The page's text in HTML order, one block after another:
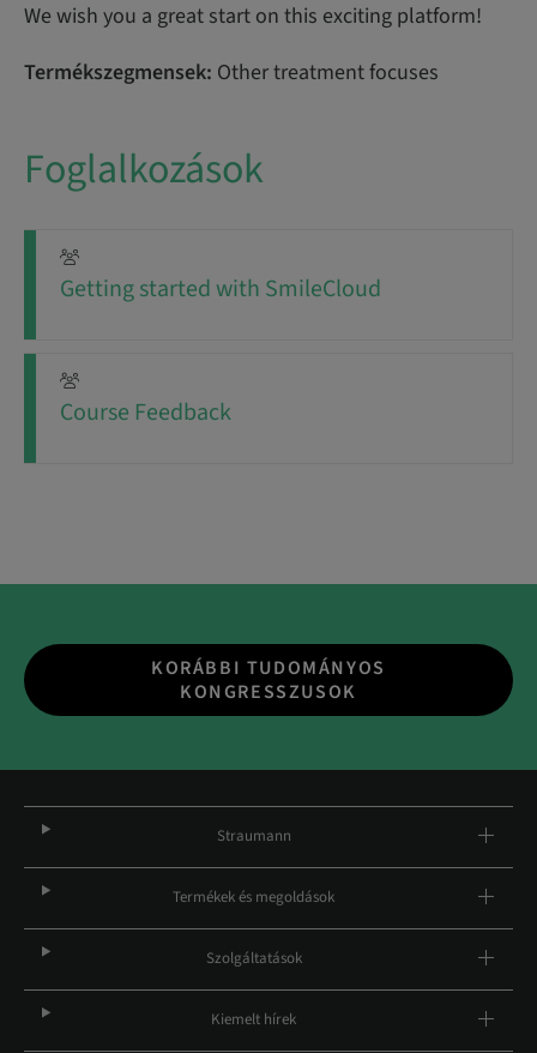
We wish you a great start on this exciting platform!
Termékszegmensek: Other treatment focuses
Foglalkozások
Getting started with SmileCloud
Course Feedback
KORÁBBI TUDOMÁNYOS
KONGRESSZUSOK
Straumann
Termékek és megoldások
Szolgáltatások
Kiemelt hírek